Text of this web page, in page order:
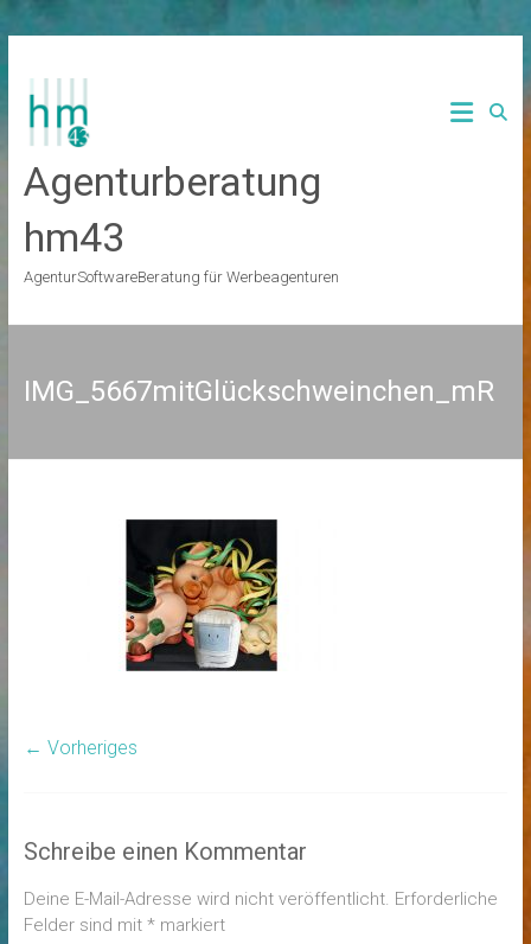
Inhalt
springen
Agenturberatung
hm43
AgenturSoftwareBeratung für Werbeagenturen
IMG_5667mitGlückschweinchen_mR
← Vorheriges
Schreibe einen Kommentar
Deine E-Mail-Adresse wird nicht veröffentlicht. Erforderliche
Felder sind mit *markiert